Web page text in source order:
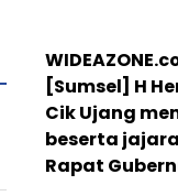
[Sumsel] H
Cik Ujang
beserta
Rapat